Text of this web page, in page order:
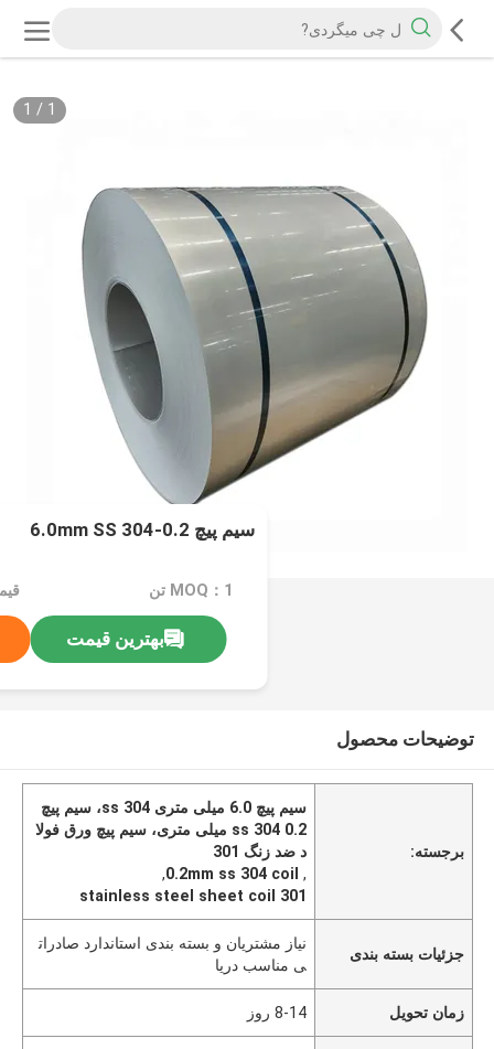
1
/
1
سیم پیچ 0.2-6.0mm SS 304
MOQ：1 تن
بهترین قیمت
توضیحات محصول
برجسته:
سیم پیچ 6.0 میلی متری ss 304، سیم پیچ
ss 304 0.2 میلی متری، سیم پیچ ورق فولا
د ضد زنگ 301
,
0.2mm ss 304 coil
,
301 stainless steel sheet coil
جزئیات بسته بندی
نیاز مشتریان و بسته بندی استاندارد صادرات
ی مناسب دریا
زمان تحویل 8-14 روز